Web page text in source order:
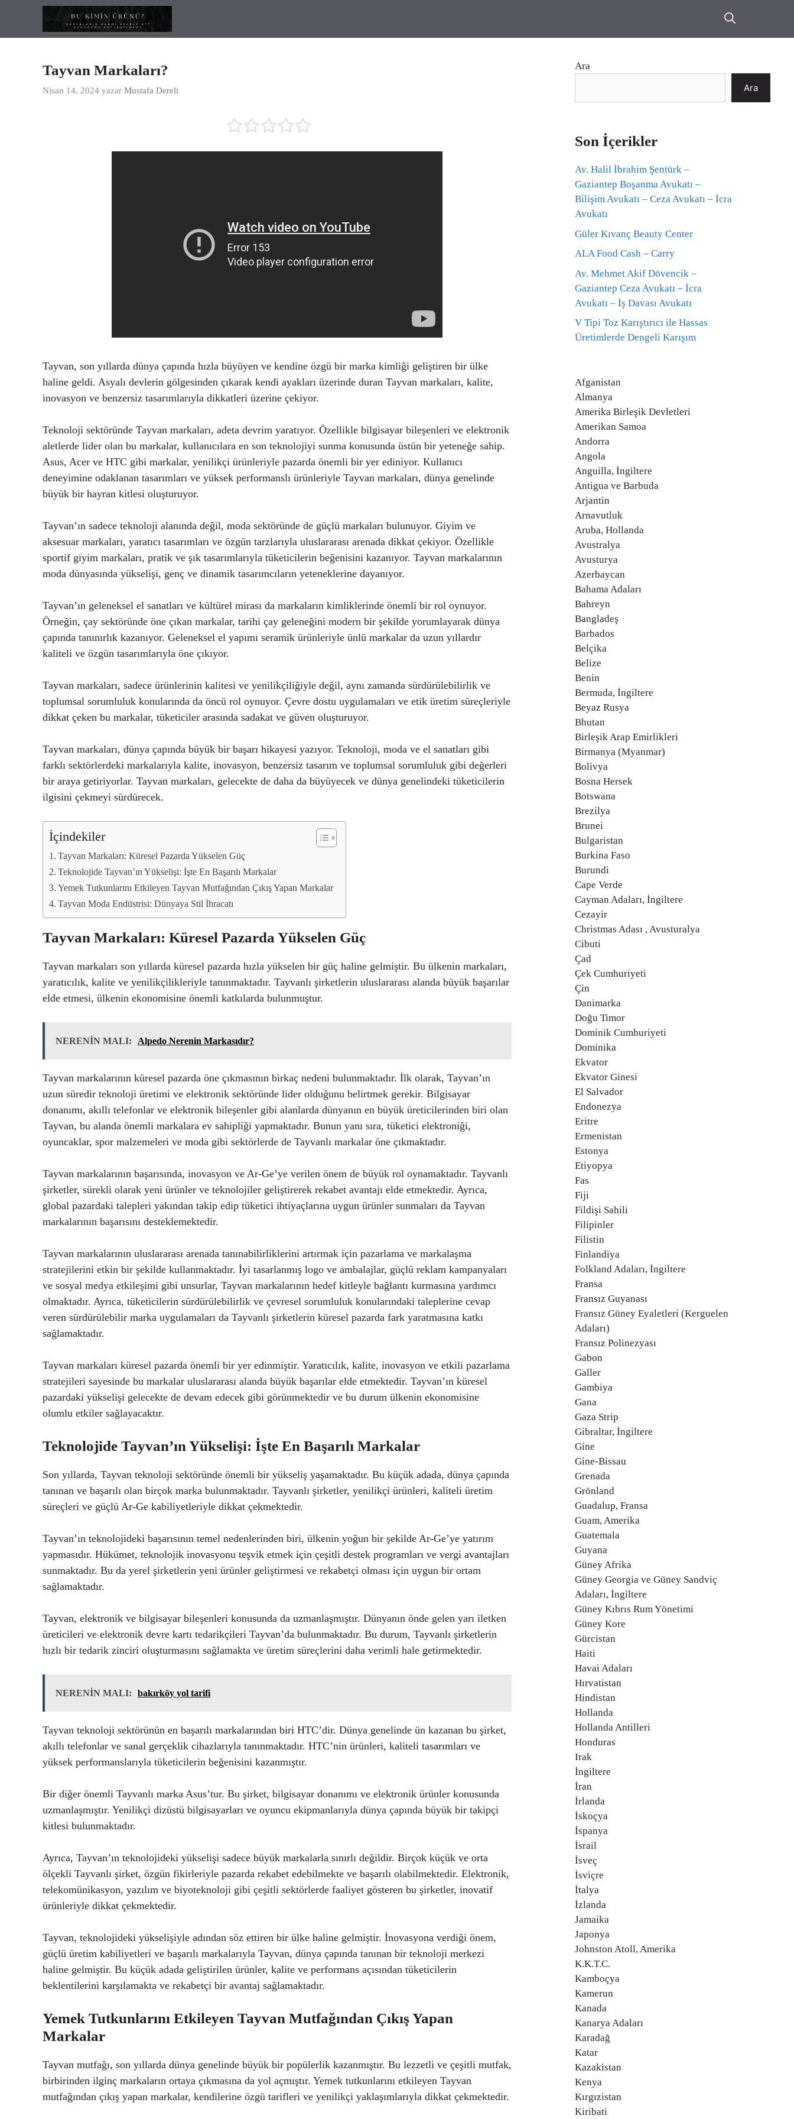
Tayvan Markaları?
Nisan 14, 2024 yazar Mustafa Dereli
Tayvan, son yıllarda dünya çapında hızla büyüyen ve kendine özgü bir marka kimliği geliştiren bir ülke
haline geldi. Asyalı devlerin gölgesinden çıkarak kendi ayakları üzerinde duran Tayvan markaları, kalite,
inovasyon ve benzersiz tasarımlarıyla dikkatleri üzerine çekiyor.
Teknoloji sektöründe Tayvan markaları, adeta devrim yaratıyor. Özellikle bilgisayar bileşenleri ve elektronik
aletlerde lider olan bu markalar, kullanıcılara en son teknolojiyi sunma konusunda üstün bir yeteneğe sahip.
Asus, Acer ve HTC gibi markalar, yenilikçi ürünleriyle pazarda önemli bir yer ediniyor. Kullanıcı
deneyimine odaklanan tasarımları ve yüksek performanslı ürünleriyle Tayvan markaları, dünya genelinde
büyük bir hayran kitlesi oluşturuyor.
Tayvan’ın sadece teknoloji alanında değil, moda sektöründe de güçlü markaları bulunuyor. Giyim ve
aksesuar markaları, yaratıcı tasarımları ve özgün tarzlarıyla uluslararası arenada dikkat çekiyor. Özellikle
sportif giyim markaları, pratik ve şık tasarımlarıyla tüketicilerin beğenisini kazanıyor. Tayvan markalarının
moda dünyasında yükselişi, genç ve dinamik tasarımcıların yeteneklerine dayanıyor.
Tayvan’ın geleneksel el sanatları ve kültürel mirası da markaların kimliklerinde önemli bir rol oynuyor.
Örneğin, çay sektöründe öne çıkan markalar, tarihi çay geleneğini modern bir şekilde yorumlayarak dünya
çapında tanınırlık kazanıyor. Geleneksel el yapımı seramik ürünleriyle ünlü markalar da uzun yıllardır
kaliteli ve özgün tasarımlarıyla öne çıkıyor.
Tayvan markaları, sadece ürünlerinin kalitesi ve yenilikçiliğiyle değil, aynı zamanda sürdürülebilirlik ve
toplumsal sorumluluk konularında da öncü rol oynuyor. Çevre dostu uygulamaları ve etik üretim süreçleriyle
dikkat çeken bu markalar, tüketiciler arasında sadakat ve güven oluşturuyor.
Tayvan markaları, dünya çapında büyük bir başarı hikayesi yazıyor. Teknoloji, moda ve el sanatları gibi
farklı sektörlerdeki markalarıyla kalite, inovasyon, benzersiz tasarım ve toplumsal sorumluluk gibi değerleri
bir araya getiriyorlar. Tayvan markaları, gelecekte de daha da büyüyecek ve dünya genelindeki tüketicilerin
ilgisini çekmeyi sürdürecek.
İçindekiler
Tayvan Markaları: Küresel Pazarda Yükselen Güç
Teknolojide Tayvan’ın Yükselişi: İşte En Başarılı Markalar
Yemek Tutkunlarını Etkileyen Tayvan Mutfağından Çıkış Yapan Markalar
Tayvan Moda Endüstrisi: Dünyaya Stil İhracatı
Tayvan Markaları: Küresel Pazarda Yükselen Güç
Tayvan markaları son yıllarda küresel pazarda hızla yükselen bir güç haline gelmiştir. Bu ülkenin markaları,
yaratıcılık, kalite ve yenilikçilikleriyle tanınmaktadır. Tayvanlı şirketlerin uluslararası alanda büyük başarılar
elde etmesi, ülkenin ekonomisine önemli katkılarda bulunmuştur.
NERENİN MALI: Alpedo Nerenin Markasıdır?
Tayvan markalarının küresel pazarda öne çıkmasının birkaç nedeni bulunmaktadır. İlk olarak, Tayvan’ın
uzun süredir teknoloji üretimi ve elektronik sektöründe lider olduğunu belirtmek gerekir. Bilgisayar
donanımı, akıllı telefonlar ve elektronik bileşenler gibi alanlarda dünyanın en büyük üreticilerinden biri olan
Tayvan, bu alanda önemli markalara ev sahipliği yapmaktadır. Bunun yanı sıra, tüketici elektroniği,
oyuncaklar, spor malzemeleri ve moda gibi sektörlerde de Tayvanlı markalar öne çıkmaktadır.
Tayvan markalarının başarısında, inovasyon ve Ar-Ge’ye verilen önem de büyük rol oynamaktadır. Tayvanlı
şirketler, sürekli olarak yeni ürünler ve teknolojiler geliştirerek rekabet avantajı elde etmektedir. Ayrıca,
global pazardaki talepleri yakından takip edip tüketici ihtiyaçlarına uygun ürünler sunmaları da Tayvan
markalarının başarısını desteklemektedir.
Tayvan markalarının uluslararası arenada tanınabilirliklerini artırmak için pazarlama ve markalaşma
stratejilerini etkin bir şekilde kullanmaktadır. İyi tasarlanmış logo ve ambalajlar, güçlü reklam kampanyaları
ve sosyal medya etkileşimi gibi unsurlar, Tayvan markalarının hedef kitleyle bağlantı kurmasına yardımcı
olmaktadır. Ayrıca, tüketicilerin sürdürülebilirlik ve çevresel sorumluluk konularındaki taleplerine cevap
veren sürdürülebilir marka uygulamaları da Tayvanlı şirketlerin küresel pazarda fark yaratmasına katkı
sağlamaktadır.
Tayvan markaları küresel pazarda önemli bir yer edinmiştir. Yaratıcılık, kalite, inovasyon ve etkili pazarlama
stratejileri sayesinde bu markalar uluslararası alanda büyük başarılar elde etmektedir. Tayvan’ın küresel
pazardaki yükselişi gelecekte de devam edecek gibi görünmektedir ve bu durum ülkenin ekonomisine
olumlu etkiler sağlayacaktır.
Teknolojide Tayvan’ın Yükselişi: İşte En Başarılı Markalar
Son yıllarda, Tayvan teknoloji sektöründe önemli bir yükseliş yaşamaktadır. Bu küçük adada, dünya çapında
tanınan ve başarılı olan birçok marka bulunmaktadır. Tayvanlı şirketler, yenilikçi ürünleri, kaliteli üretim
süreçleri ve güçlü Ar-Ge kabiliyetleriyle dikkat çekmektedir.
Tayvan’ın teknolojideki başarısının temel nedenlerinden biri, ülkenin yoğun bir şekilde Ar-Ge’ye yatırım
yapmasıdır. Hükümet, teknolojik inovasyonu teşvik etmek için çeşitli destek programları ve vergi avantajları
sunmaktadır. Bu da yerel şirketlerin yeni ürünler geliştirmesi ve rekabetçi olması için uygun bir ortam
sağlamaktadır.
Tayvan, elektronik ve bilgisayar bileşenleri konusunda da uzmanlaşmıştır. Dünyanın önde gelen yarı iletken
üreticileri ve elektronik devre kartı tedarikçileri Tayvan’da bulunmaktadır. Bu durum, Tayvanlı şirketlerin
hızlı bir tedarik zinciri oluşturmasını sağlamakta ve üretim süreçlerini daha verimli hale getirmektedir.
NERENİN MALI: bakırköy yol tarifi
Tayvan teknoloji sektörünün en başarılı markalarından biri HTC’dir. Dünya genelinde ün kazanan bu şirket,
akıllı telefonlar ve sanal gerçeklik cihazlarıyla tanınmaktadır. HTC’nin ürünleri, kaliteli tasarımları ve
yüksek performanslarıyla tüketicilerin beğenisini kazanmıştır.
Bir diğer önemli Tayvanlı marka Asus’tur. Bu şirket, bilgisayar donanımı ve elektronik ürünler konusunda
uzmanlaşmıştır. Yenilikçi dizüstü bilgisayarları ve oyuncu ekipmanlarıyla dünya çapında büyük bir takipçi
kitlesi bulunmaktadır.
Ayrıca, Tayvan’ın teknolojideki yükselişi sadece büyük markalarla sınırlı değildir. Birçok küçük ve orta
ölçekli Tayvanlı şirket, özgün fikirleriyle pazarda rekabet edebilmekte ve başarılı olabilmektedir. Elektronik,
telekomünikasyon, yazılım ve biyoteknoloji gibi çeşitli sektörlerde faaliyet gösteren bu şirketler, inovatif
ürünleriyle dikkat çekmektedir.
Tayvan, teknolojideki yükselişiyle adından söz ettiren bir ülke haline gelmiştir. İnovasyona verdiği önem,
güçlü üretim kabiliyetleri ve başarılı markalarıyla Tayvan, dünya çapında tanınan bir teknoloji merkezi
haline gelmiştir. Bu küçük adada geliştirilen ürünler, kalite ve performans açısından tüketicilerin
beklentilerini karşılamakta ve rekabetçi bir avantaj sağlamaktadır.
Yemek Tutkunlarını Etkileyen Tayvan Mutfağından Çıkış Yapan
Markalar
Tayvan mutfağı, son yıllarda dünya genelinde büyük bir popülerlik kazanmıştır. Bu lezzetli ve çeşitli mutfak,
birbirinden ilginç markaların ortaya çıkmasına da yol açmıştır. Yemek tutkunlarını etkileyen Tayvan
mutfağından çıkış yapan markalar, kendilerine özgü tarifleri ve yenilikçi yaklaşımlarıyla dikkat çekmektedir.
Ara
Ara
Son İçerikler
Av. Halil İbrahim Şentürk –
Gaziantep Boşanma Avukatı –
Bilişim Avukatı – Ceza Avukatı – İcra
Avukatı
Güler Kıvanç Beauty Center
ALA Food Cash – Carry
Av. Mehmet Akif Dövencik –
Gaziantep Ceza Avukatı – İcra
Avukatı – İş Davası Avukatı
V Tipi Toz Karıştırıcı ile Hassas
Üretimlerde Dengeli Karışım
Afganistan
Almanya
Amerika Birleşik Devletleri
Amerikan Samoa
Andorra
Angola
Anguilla, İngiltere
Antigua ve Barbuda
Arjantin
Arnavutluk
Aruba, Hollanda
Avustralya
Avusturya
Azerbaycan
Bahama Adaları
Bahreyn
Bangladeş
Barbados
Belçika
Belize
Benin
Bermuda, İngiltere
Beyaz Rusya
Bhutan
Birleşik Arap Emirlikleri
Birmanya (Myanmar)
Bolivya
Bosna Hersek
Botswana
Brezilya
Brunei
Bulgaristan
Burkina Faso
Burundi
Cape Verde
Cayman Adaları, İngiltere
Cezayir
Christmas Adası , Avusturalya
Cibuti
Çad
Çek Cumhuriyeti
Çin
Danimarka
Doğu Timor
Dominik Cumhuriyeti
Dominika
Ekvator
Ekvator Ginesi
El Salvador
Endonezya
Eritre
Ermenistan
Estonya
Etiyopya
Fas
Fiji
Fildişi Sahili
Filipinler
Filistin
Finlandiya
Folkland Adaları, İngiltere
Fransa
Fransız Guyanası
Fransız Güney Eyaletleri (Kerguelen
Adaları)
Fransız Polinezyası
Gabon
Galler
Gambiya
Gana
Gaza Strip
Gibraltar, İngiltere
Gine
Gine-Bissau
Grenada
Grönland
Guadalup, Fransa
Guam, Amerika
Guatemala
Guyana
Güney Afrika
Güney Georgia ve Güney Sandviç
Adaları, İngiltere
Güney Kıbrıs Rum Yönetimi
Güney Kore
Gürcistan
Haiti
Havai Adaları
Hırvatistan
Hindistan
Hollanda
Hollanda Antilleri
Honduras
Irak
İngiltere
İran
İrlanda
İskoçya
İspanya
İsrail
İsveç
İsviçre
İtalya
İzlanda
Jamaika
Japonya
Johnston Atoll, Amerika
K.K.T.C.
Kamboçya
Kamerun
Kanada
Kanarya Adaları
Karadağ
Katar
Kazakistan
Kenya
Kırgızistan
Kiribati